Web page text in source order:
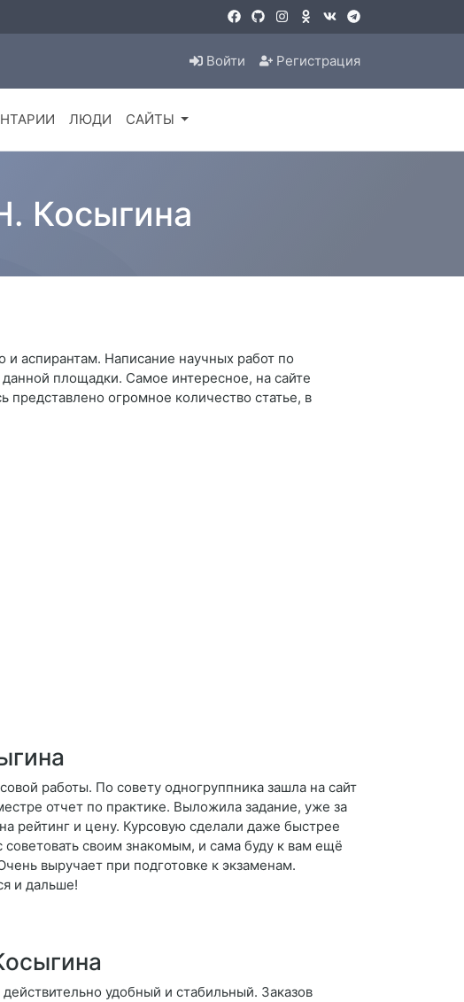
Войти Регистрация
ЛЮДИ САЙТЫ
Косыгина
аспирантам. Написание научных работ по
площадки. Самое интересное, на сайте
огромное количество статье, в
работы. По совету одногруппника зашла на сайт
отчет по практике. Выложила задание, уже за
рейтинг и цену. Курсовую сделали даже быстрее
своим знакомым, и сама буду к вам ещё
выручает при подготовке к экзаменам.
и дальше!
удобный и стабильный. Заказов